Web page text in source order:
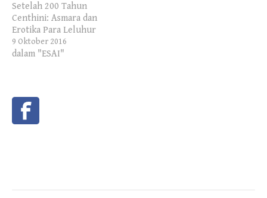
Setelah 200 Tahun
Centhini: Asmara dan
Erotika Para Leluhur
9 Oktober 2016
dalam "ESAI"